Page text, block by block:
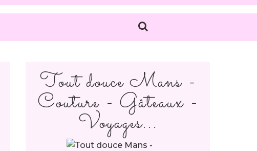
Tout douce Mans -
Couture - Gâteaux -
Voyages...